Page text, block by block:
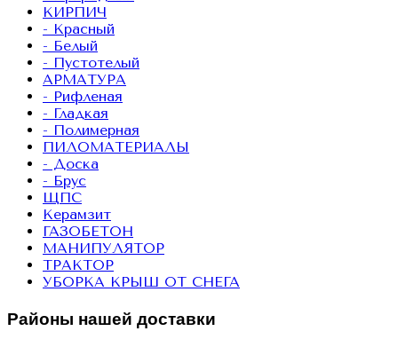
КИРПИЧ
- Красный
- Белый
- Пустотелый
АРМАТУРА
- Рифленая
- Гладкая
- Полимерная
ПИЛОМАТЕРИАЛЫ
- Доска
- Брус
ЩПС
Керамзит
ГАЗОБЕТОН
МАНИПУЛЯТОР
ТРАКТОР
УБОРКА КРЫШ ОТ СНЕГА
Районы нашей доставки